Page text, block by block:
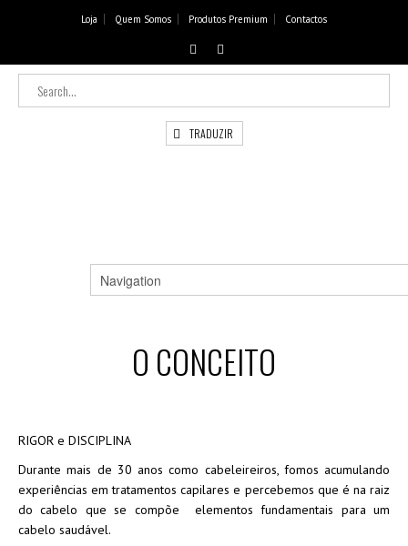
Loja Quem Somos Produtos Premium Contactos
TRADUZIR
O CONCEITO
RIGOR e DISCIPLINA
Durante mais de 30 anos como cabeleireiros, fomos acumulando
experiências em tratamentos capilares e percebemos que é na raiz
do cabelo que se compõe elementos fundamentais para um
cabelo saudável.